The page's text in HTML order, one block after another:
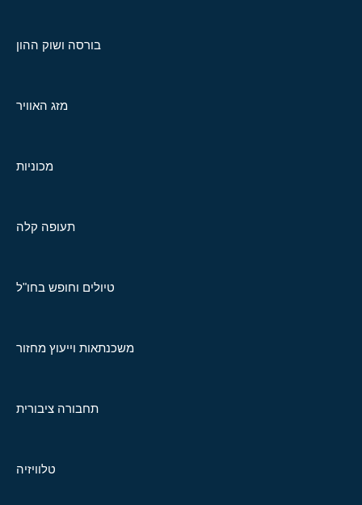
בורסה ושוק ההון
מזג האוויר
מכוניות
תעופה קלה
טיולים וחופש בחו"ל
משכנתאות וייעוץ מחזור
תחבורה ציבורית
טלוויזיה